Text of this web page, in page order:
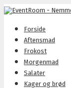
Forside
Aftensmad
Frokost
Morgenmad
Salater
Kager og brød